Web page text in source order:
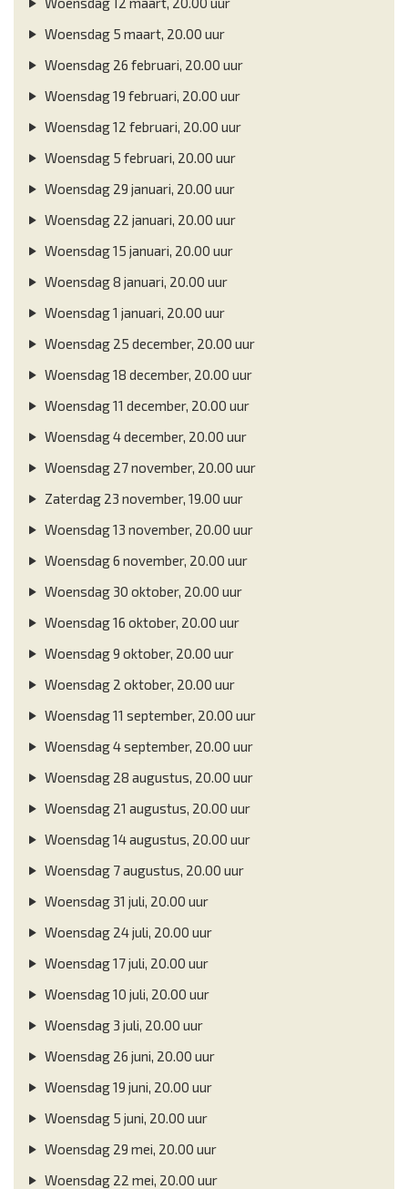
Woensdag 5 maart, 20.00 uur
Woensdag 26 februari, 20.00 uur
Woensdag 19 februari, 20.00 uur
Woensdag 12 februari, 20.00 uur
Woensdag 5 februari, 20.00 uur
Woensdag 29 januari, 20.00 uur
Woensdag 22 januari, 20.00 uur
Woensdag 15 januari, 20.00 uur
Woensdag 8 januari, 20.00 uur
Woensdag 1 januari, 20.00 uur
Woensdag 25 december, 20.00 uur
Woensdag 18 december, 20.00 uur
Woensdag 11 december, 20.00 uur
Woensdag 4 december, 20.00 uur
Woensdag 27 november, 20.00 uur
Zaterdag 23 november, 19.00 uur
Woensdag 13 november, 20.00 uur
Woensdag 6 november, 20.00 uur
Woensdag 30 oktober, 20.00 uur
Woensdag 16 oktober, 20.00 uur
Woensdag 9 oktober, 20.00 uur
Woensdag 2 oktober, 20.00 uur
Woensdag 11 september, 20.00 uur
Woensdag 4 september, 20.00 uur
Woensdag 28 augustus, 20.00 uur
Woensdag 21 augustus, 20.00 uur
Woensdag 14 augustus, 20.00 uur
Woensdag 7 augustus, 20.00 uur
Woensdag 31 juli, 20.00 uur
Woensdag 24 juli, 20.00 uur
Woensdag 17 juli, 20.00 uur
Woensdag 10 juli, 20.00 uur
Woensdag 3 juli, 20.00 uur
Woensdag 26 juni, 20.00 uur
Woensdag 19 juni, 20.00 uur
Woensdag 5 juni, 20.00 uur
Woensdag 29 mei, 20.00 uur
Woensdag 22 mei, 20.00 uur